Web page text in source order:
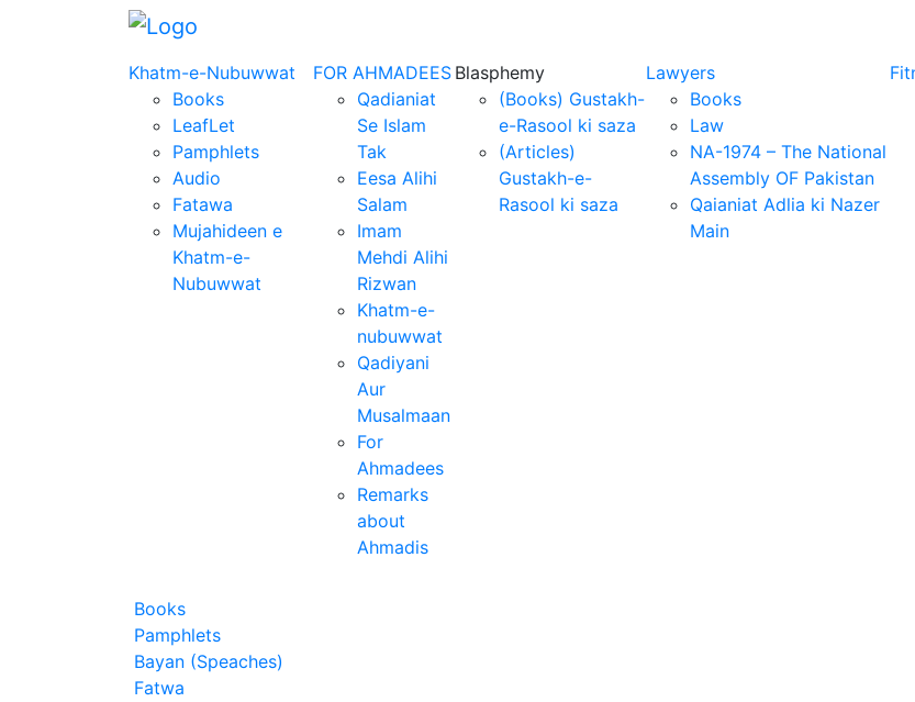
Khatm-e-Nubuwwat
Books
LeafLet
Pamphlets
Audio
Fatawa
Mujahideen e
Khatm-e-
Nubuwwat
FOR AHMADEES
Qadianiat
Se Islam
Tak
Eesa Alihi
Salam
Imam
Mehdi Alihi
Rizwan
Khatm-e-
nubuwwat
Qadiyani
Aur
Musalmaan
For
Ahmadees
Remarks
about
Ahmadis
Blasphemy
(Books) Gustakh-
e-Rasool ki saza
(Articles)
Gustakh-e-
Rasool ki saza
Lawyers
Books
Law
NA-1974 – The National
Assembly OF Pakistan
Qaianiat Adlia ki Nazer
Main
Books
Pamphlets
Bayan (Speaches)
Fatwa